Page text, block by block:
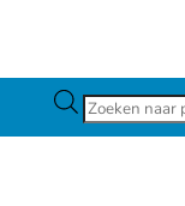
Producten
zoeken